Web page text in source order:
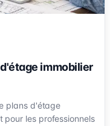
immobilier
plans d'étage
pour les professionnels